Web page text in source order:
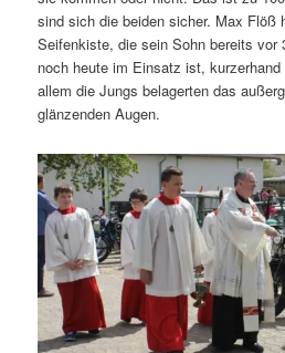
sind sich die beiden sicher. Max Flöß
Seifenkiste, die sein Sohn bereits vor
noch heute im Einsatz ist,
allem die Jungs belagerten das
glänzenden Augen.